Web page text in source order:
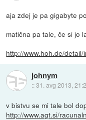
aja zdej je pa gigabyte
matična pa tale, če si jo
http://www.hoh.de/
johnym
::31. avg 2013,
v bistvu se mi tale bol
http://www.agt.si/